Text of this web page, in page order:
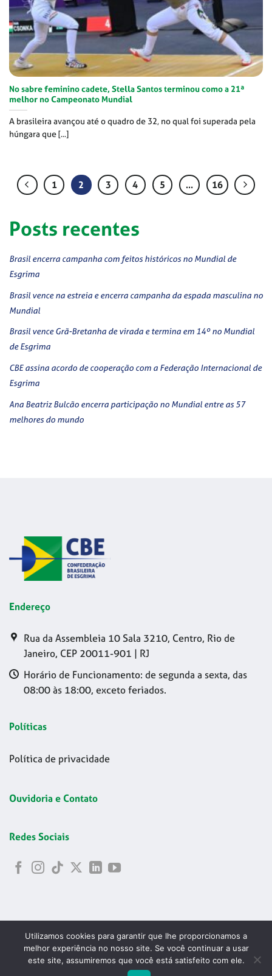
No sabre feminino cadete, Stella Santos terminou como a 21ª
melhor no Campeonato Mundial
A brasileira avançou até o quadro de 32, no qual foi superada pela
húngara que [...]
1 2 3 4 5 … 16
Posts recentes
Brasil encerra campanha com feitos históricos no Mundial de
Esgrima
Brasil vence na estreia e encerra campanha da espada masculina no
Mundial
Brasil vence Grã-Bretanha de virada e termina em 14º no Mundial
de Esgrima
CBE assina acordo de cooperação com a Federação Internacional de
Esgrima
Ana Beatriz Bulcão encerra participação no Mundial entre as 57
melhores do mundo
Endereço
Rua da Assembleia 10 Sala 3210, Centro, Rio de
Janeiro, CEP 20011-901 | RJ
Horário de Funcionamento: de segunda a sexta, das
08:00 às 18:00, exceto feriados.
Políticas
Política de privacidade
Ouvidoria e Contato
Redes Sociais
Copyright 2026 © Codelapa | 2024 Confederação Brasileira de
Utilizamos cookies para garantir que lhe proporcionamos a
melhor experiência no nosso site. Se você continuar a usar
este site, assumiremos que você está satisfeito com ele.